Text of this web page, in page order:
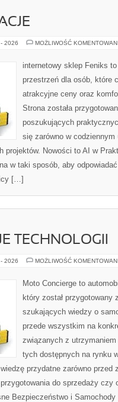
2026 MOŻLIWOŚĆ
internetowy sklep Feniks
przestrzeń dla osób, które
atrakcyjne ceny oraz
Strona została
poszukujących
się zarówno w
projektów. Nowości to AI w
w taki sposób, aby
[…]
TECHNOLOGII
2026 MOŻLIWOŚĆ
Moto Concierge to
który został przygotowany
szukających wiedzy o
przede wszystkim na
związanych z utrzymaniem
tych dostępnych na rynku
przydatne zarówno przed
do sprzedaży czy
Bezpieczeństwo i